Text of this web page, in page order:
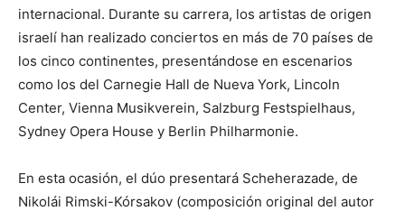
internacional. Durante su carrera, los artistas de origen
israelí han realizado conciertos en más de 70 países de
los cinco continentes, presentándose en escenarios
como los del Carnegie Hall de Nueva York, Lincoln
Center, Vienna Musikverein, Salzburg Festspielhaus,
Sydney Opera House y Berlin Philharmonie.
En esta ocasión, el dúo presentará Scheherazade, de
Nikolái Rimski-Kórsakov (composición original del autor